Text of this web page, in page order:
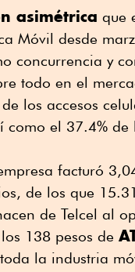
asimétrica que
Móvil desde
concurrencia y
todo en el
los accesos
el 37.4% de
facturó
de los que
de Telcel al
138 pesos de
la industria